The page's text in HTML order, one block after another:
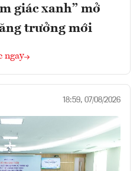
giác xanh” mở
trưởng mới
ngay
18:59, 07/08/2026